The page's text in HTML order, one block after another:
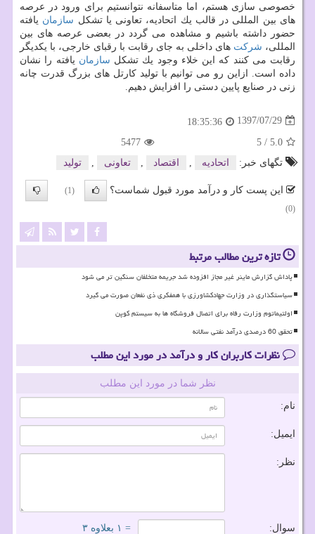
خصوصی سازی هستم، اما متاسفانه نتوانستیم برای ورود در عرصه
های بین المللی در قالب یك اتحادیه، تعاونی یا تشكل سازمان یافته
حضور داشته باشیم و مشاهده می گردد در بعضی عرصه های بین
المللی، شركت های داخلی به جای رقابت با رقبای خارجی، با یكدیگر
رقابت می كنند كه این خلاء وجود یك تشكل سازمان یافته را نشان
داده است. ازاین رو می توانیم با تولید كارتل های بزرگ قدرت چانه
زنی در صنایع پایین دستی را افزایش دهیم.
1397/07/29
18:35:36
5.0
/
5
5477
تگهای خبر:
اتحادیه اقتصاد تعاونی تولید
این پست کار و درآمد مورد قبول شماست؟
(1)
(0)
تازه ترین مطالب مرتبط
پاداش گزارش ماینر غیر مجاز افزوده شد جریمه متخلفان سنگین تر می شود
سیاستگذاری در وزارت جهادکشاورزی با همفکری ذی نفعان صورت می گیرد
اولتیماتوم وزارت رفاه برای اتصال فروشگاه ها به سیستم کوپن
تحقق 60 درصدی درآمد نفتی سالانه
نظرات کاربران کار و درآمد در مورد این مطلب
نظر شما در مورد این مطلب
نام:
ایمیل:
نظر:
سوال: = ۱ بعلاوه ۳